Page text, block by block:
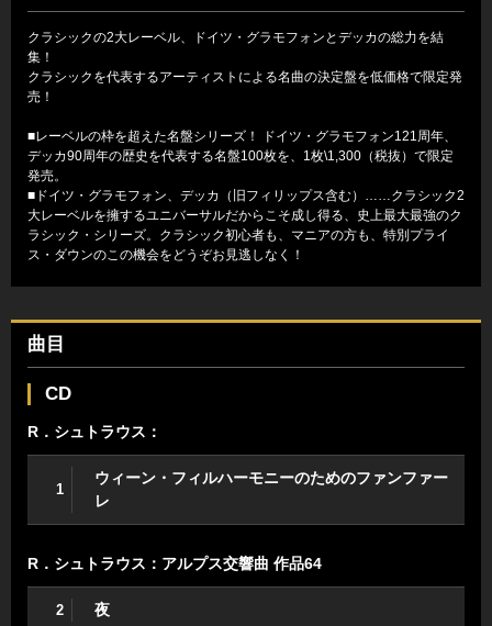
クラシックの2大レーベル、ドイツ・グラモフォンとデッカの総力を結
集！
クラシックを代表するアーティストによる名曲の決定盤を低価格で限定発
売！
■レーベルの枠を超えた名盤シリーズ！ ドイツ・グラモフォン121周年、
デッカ90周年の歴史を代表する名盤100枚を、1枚\1,300（税抜）で限定
発売。
■ドイツ・グラモフォン、デッカ（旧フィリップス含む）……クラシック2
大レーベルを擁するユニバーサルだからこそ成し得る、史上最大最強のク
ラシック・シリーズ。クラシック初心者も、マニアの方も、特別プライ
ス・ダウンのこの機会をどうぞお見逃しなく！
曲目
CD
R．シュトラウス：
1
ウィーン・フィルハーモニーのためのファンファー
レ
R．シュトラウス：アルプス交響曲 作品64
2 夜